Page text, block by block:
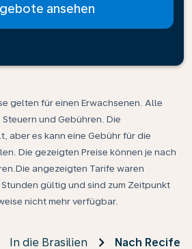
ansehen
gelten für einen Erwachsenen. Alle
Steuern und Gebühren. Die
aber es kann eine Gebühr für die
Die gezeigten Preise können je nach
angezeigten Tarife waren
gültig und sind zum Zeitpunkt
nicht mehr verfügbar.
In die Brasilien Nach Recife